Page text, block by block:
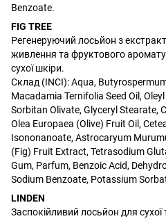
Benzoate.
FIG TREE
Регенеруючий лосьйон з
живлення та фруктового
сухої шкіри.
Склад (INCI): Aqua,
Macadamia Ternifolia Seed Oil,
Sorbitan Olivate, Glyceryl Stearate,
Olea Europaea (Olive) Fruit Oil,
Isononanoate, Astrocaryum
(Fig) Fruit Extract, Tetrasodium
Gum, Parfum, Benzoic Acid,
Sodium Benzoate, Potassium
LINDEN
Заспокійливий лосьйон для сухої